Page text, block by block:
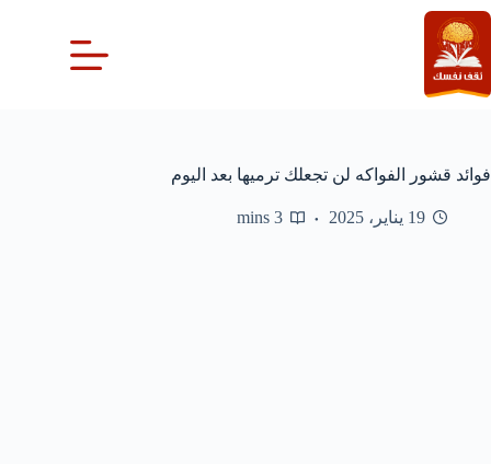
التجاوز
إلى
المحتوى
فوائد قشور الفواكه لن تجعلك ترميها بعد اليوم
19 يناير، 2025 3 mins